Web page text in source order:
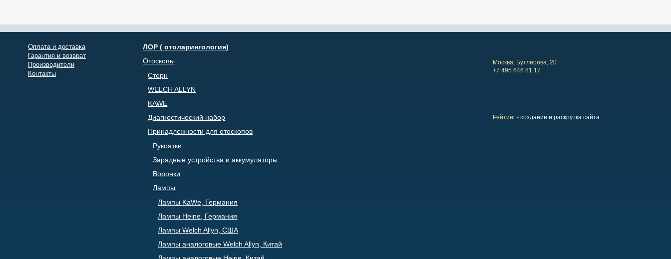
Оплата и доставка
Гарантия и возврат
Производители
Контакты
ЛОР ( отоларингология)
Отоскопы
Стерн
WELCH ALLYN
KAWE
Диагностический набор
Принадлежности для отоскопов
Рукоятки
Зарядные устройства и аккумуляторы
Воронки
Лампы
Лампы KaWe, Германия
Лампы Heine, Германия
Лампы Welch Allyn, США
Лампы аналоговые Welch Allyn, Китай
Москва, Бутлерова, 20
+7 495 646 81 17
Рейтинг -создание и раскрутка сайта